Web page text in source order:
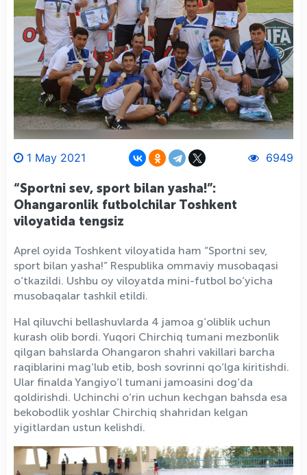
1 May 2021 6949
“Sportni sev, sport bilan yasha!”:
Ohangaronlik futbolchilar Toshkent
viloyatida tengsiz
Aprel oyida Toshkent viloyatida ham “Sportni sev,
sport bilan yasha!” Respublika ommaviy musobaqasi
o‘tkazildi. Ushbu oy viloyatda mini-futbol bo‘yicha
musobaqalar tashkil etildi.
Hal qiluvchi bellashuvlarda 4 jamoa g‘oliblik uchun
kurash olib bordi. Yuqori Chirchiq tumani mezbonlik
qilgan bahslarda Ohangaron shahri vakillari barcha
raqiblarini mag‘lub etib, bosh sovrinni qo‘lga kiritishdi.
Ular finalda Yangiyo‘l tumani jamoasini dog‘da
qoldirishdi. Uchinchi o‘rin uchun kechgan bahsda esa
bekobodlik yoshlar Chirchiq shahridan kelgan
yigitlardan ustun kelishdi.